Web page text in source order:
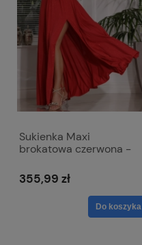
Sukienka Maxi
brokatowa czerwona -
ramionami - Salma
355,99 zł
Do koszyka